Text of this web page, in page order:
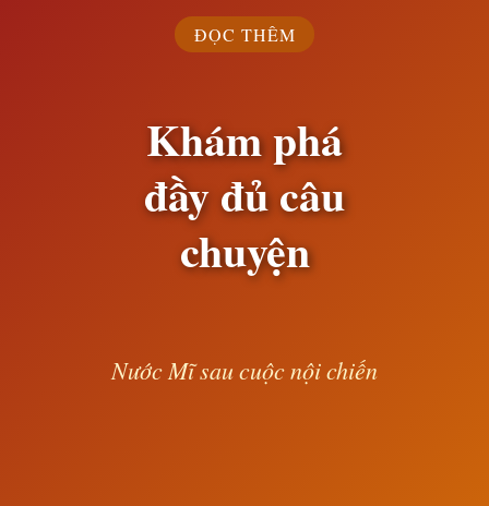
ĐỌC THÊM
Khám phá
đầy đủ câu
chuyện
Nước Mĩ sau cuộc nội chiến